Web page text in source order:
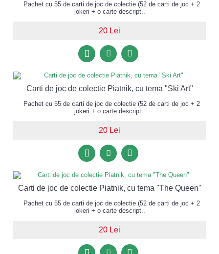
Pachet cu 55 de carti de joc de colectie (52 de carti de joc + 2
jokeri + o carte descript..
20 Lei
Carti de joc de colectie Piatnik, cu tema "Ski Art"
Pachet cu 55 de carti de joc de colectie (52 de carti de joc + 2
jokeri + o carte descript..
20 Lei
Carti de joc de colectie Piatnik, cu tema "The Queen"
Pachet cu 55 de carti de joc de colectie (52 de carti de joc + 2
jokeri + o carte descript..
20 Lei